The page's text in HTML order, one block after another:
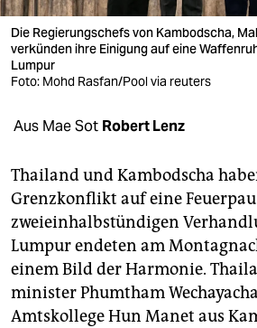
shop
fragen & hilfe
abo
genossenschaft
epaper login
Die Regierungschefs von Kambodscha,
verkünden ihre Einigung auf eine
Lumpur
Foto: Mohd Rasfan/Pool via reuters
Aus Mae Sot Robert Lenz
Thailand und Kambodscha
Grenzkonflikt auf eine
zweieinhalbstündigen
Lumpur endeten am
einem Bild der Harmonie.
minister Phumtham
Amtskollege Hun Manet aus